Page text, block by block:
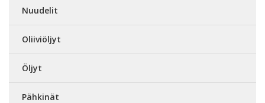
Nuudelit
Oliiviöljyt
Öljyt
Pähkinät